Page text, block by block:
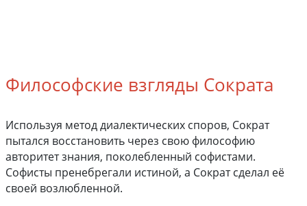
Философские взгляды Сократа
Используя метод диалектических споров, Сократ
пытался восстановить через свою философию
авторитет знания, поколебленный софистами.
Софисты пренебрегали истиной, а Сократ сделал её
своей возлюбленной.